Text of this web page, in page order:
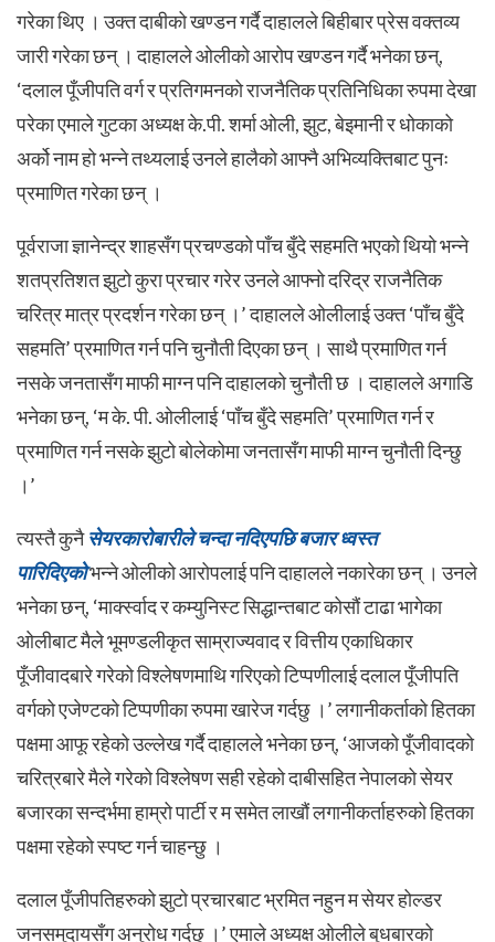
गरेका थिए ।उक्त दाबीको खण्डन गर्दै दाहालले बिहीबार प्रेस वक्तव्य
जारी गरेका छन् । दाहालले ओलीको आरोप खण्डन गर्दै भनेका छन्,
‘दलाल पूँजीपति वर्ग र प्रतिगमनको राजनैतिक प्रतिनिधिका रुपमा देखा
परेका एमाले गुटका अध्यक्ष के.पी. शर्मा ओली, झुट, बेइमानी र धोकाको
अर्को नाम हो भन्ने तथ्यलाई उनले हालैको आफ्नै अभिव्यक्तिबाट पुनः
प्रमाणित गरेका छन् ।
पूर्वराजा ज्ञानेन्द्र शाहसँग प्रचण्डको पाँच बुँदे सहमति भएको थियो भन्ने
शतप्रतिशत झुटो कुरा प्रचार गरेर उनले आफ्नो दरिद्र राजनैतिक
चरित्र मात्र प्रदर्शन गरेका छन् ।’दाहालले ओलीलाई उक्त ‘पाँच बुँदे
सहमति’ प्रमाणित गर्न पनि चुनौती दिएका छन् । साथै प्रमाणित गर्न
नसके जनतासँग माफी माग्न पनि दाहालको चुनौती छ । दाहालले अगाडि
भनेका छन्, ‘म के. पी. ओलीलाई ‘पाँच बुँदे सहमति’ प्रमाणित गर्न र
प्रमाणित गर्न नसके झुटो बोलेकोमा जनतासँग माफी माग्न चुनौती दिन्छु
।’
त्यस्तै कुनैसेयरकारोबारीले चन्दा नदिएपछि बजार ध्वस्त
पारिदिएकोभन्ने ओलीको आरोपलाई पनि दाहालले नकारेका छन् । उनले
भनेका छन्, ‘मार्क्स्वाद र कम्युनिस्ट सिद्धान्तबाट कोसौं टाढा भागेका
ओलीबाट मैले भूमण्डलीकृत साम्राज्यवाद र वित्तीय एकाधिकार
पूँजीवादबारे गरेको विश्लेषणमाथि गरिएको टिप्पणीलाई दलाल पूँजीपति
वर्गको एजेण्टको टिप्पणीका रुपमा खारेज गर्दछु ।’ लगानीकर्ताको हितका
पक्षमा आफू रहेको उल्लेख गर्दै दाहालले भनेका छन्, ‘आजको पूँजीवादको
चरित्रबारे मैले गरेको विश्लेषण सही रहेको दाबीसहित नेपालको सेयर
बजारका सन्दर्भमा हाम्रो पार्टी र म समेत लाखौं लगानीकर्ताहरुको हितका
पक्षमा रहेको स्पष्ट गर्न चाहन्छु ।
दलाल पूँजीपतिहरुको झुटो प्रचारबाट भ्रमित नहुन म सेयर होल्डर
जनसमुदायसँग अनुरोध गर्दछु ।’एमाले अध्यक्ष ओलीले बुधबारको